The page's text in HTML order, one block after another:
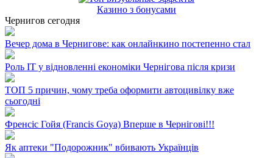
Казино з бонусами
Чернигов сегодня
Вечер дома в Чернигове: как онлайнкино постепенно стал
Роль ІТ у відновленні економіки Чернігова після кризи
ТОП 5 причин, чому треба оформити автоцивілку вже
сьогодні
Френсіс Гойя (Francis Goya) Вперше в Чернігові!!!
Як аптеки "Подорожник" вбивають Українців